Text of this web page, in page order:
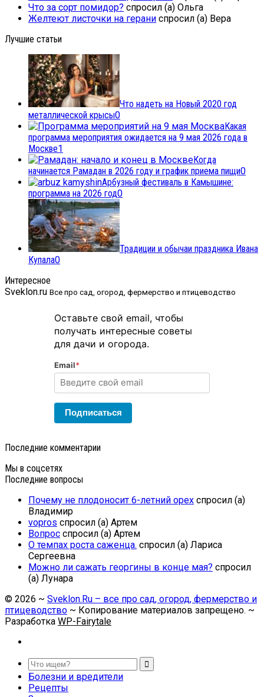
Что за сорт помидор? спросил (а) Ольга
Желтеют листочки на герани спросил (а) Вера
Лучшие статьи
Что надеть на Новый 2020 год
металлической крысы0
Какая
программа мероприятия ожидается на 9 мая 2026 года в
Москве1
Когда
начинается Рамадан в 2026 году и график приема пищи0
Арбузный фестиваль в Камышине:
программа на 2026 год0
Традиции и обычаи праздника Ивана
Купала0
Интересное
Sveklon.ru Все про сад, огород, фермерство и птицеводство
Оставьте свой email, чтобы
получать интересные советы
для дачи и огорода.
Email*
Подписаться
Последние комментарии
Мы в соцсетях
Последние вопросы
Почему не плодоносит 6-летний орех спросил (а)
Владимир
vopros спросил (а) Артем
Вопрос спросил (а) Артем
О темпах роста саженца. спросил (а) Лариса
Сергеевна
Можно ли сажать георгины в конце мая? спросил
(а) Лунара
© 2026 ~ Sveklon.Ru – все про сад, огород, фермерство и
птицеводство ~ Копирование материалов запрещено. ~
Разработка WP-Fairytale
Болезни и вредители
Рецепты